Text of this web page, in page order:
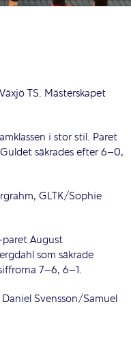
TS. Mästerskapet
i stor stil. Paret
säkrades efter 6–0,
GLTK/Sophie
paret August
som säkrade
7–6, 6–1.
Svensson/Samuel